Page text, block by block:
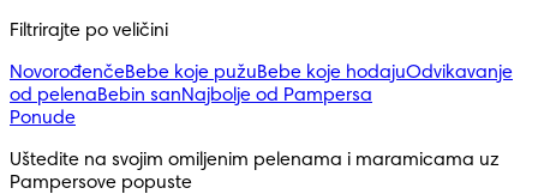
Filtrirajte po veličini
NovorođenčeBebe koje pužuBebe koje hodajuOdvikavanje
od pelenaBebin sanNajbolje od Pampersa
Ponude
Uštedite na svojim omiljenim pelenama i maramicama uz
Pampersove popuste